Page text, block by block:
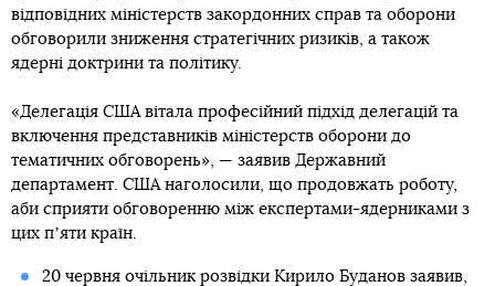
відповідних міністерств закордонних справ та оборони
обговорили зниження стратегічних ризиків, а також
ядерні доктрини та політику.
«Делегація США вітала професійний підхід делегацій та
включення представників міністерств оборони до
тематичних обговорень», — заявив Державний
департамент. США наголосили, що продовжать роботу,
аби сприяти обговоренню між експертами-ядерниками з
цих пʼяти країн.
20 червня очільник розвідки Кирило Буданов заявив,